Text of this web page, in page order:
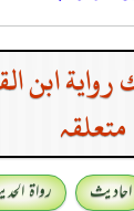
رواية ابن
متعلقہ
احادیث
رواۃ